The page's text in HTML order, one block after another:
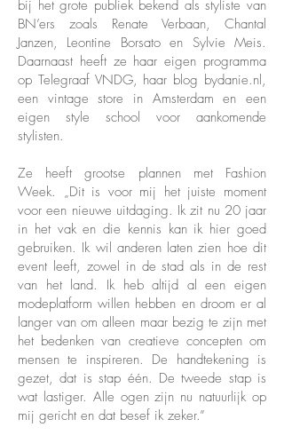
bij het grote publiek bekend als styliste van
BN’ers zoals Renate Verbaan, Chantal
Janzen, Leontine Borsato en Sylvie Meis.
Daarnaast heeft ze haar eigen programma
op Telegraaf VNDG, haar blog bydanie.nl,
een vintage store in Amsterdam en een
eigen style school voor aankomende
stylisten.
Ze heeft grootse plannen met Fashion
Week. „Dit is voor mij het juiste moment
voor een nieuwe uitdaging. Ik zit nu 20 jaar
in het vak en die kennis kan ik hier goed
gebruiken. Ik wil anderen laten zien hoe dit
event leeft, zowel in de stad als in de rest
van het land. Ik heb altijd al een eigen
modeplatform willen hebben en droom er al
langer van om alleen maar bezig te zijn met
het bedenken van creatieve concepten om
mensen te inspireren. De handtekening is
gezet, dat is stap één. De tweede stap is
wat lastiger. Alle ogen zijn nu natuurlijk op
mij gericht en dat besef ik zeker.”